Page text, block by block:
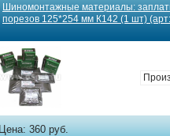
Шиномонтажные материалы:
порезов 125*254 мм К142 (1 шт)
Цена: 360 руб.